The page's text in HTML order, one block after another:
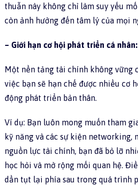
thuẫn này không chỉ làm suy yếu
còn ảnh hưởng đến tâm lý của mọi
– Giới hạn cơ hội phát triển cá nhân:
Một nền tảng tài chính không vững
việc bạn sẽ hạn chế được nhiều cơ
động phát triển bản thân.
Ví dụ: Bạn luôn mong muốn tham
kỹ năng và các sự kiện networking,
nguồn lực tài chính, bạn đã bỏ lỡ
học hỏi và mở rộng mối quan hệ.
dần tụt lại phía sau trong quá trình